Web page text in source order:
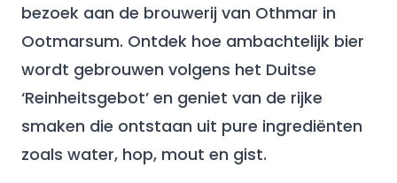
bezoek aan de brouwerij van Othmar in
Ootmarsum. Ontdek hoe ambachtelijk bier
wordt gebrouwen volgens het Duitse
‘Reinheitsgebot’ en geniet van de rijke
smaken die ontstaan uit pure ingrediënten
zoals water, hop, mout en gist.